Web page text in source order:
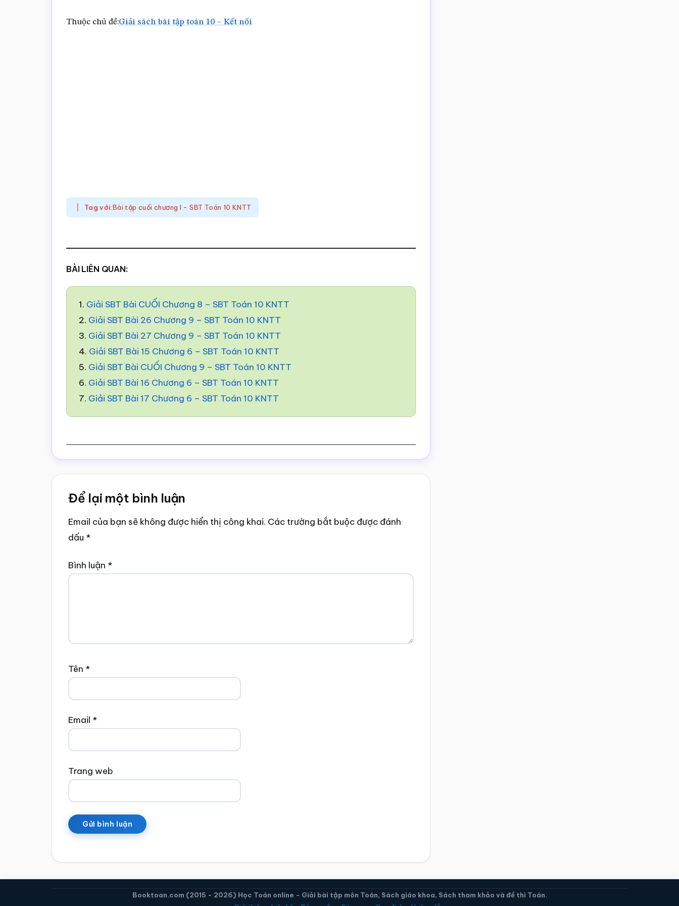
Thuộc chủ đề:Giải sách bài tập toán 10 – Kết nối
Tag với:Bài tập cuối chương I - SBT Toán 10 KNTT
BÀI LIÊN QUAN:
1. Giải SBT Bài CUỐI Chương 8 – SBT Toán 10 KNTT
2. Giải SBT Bài 26 Chương 9 – SBT Toán 10 KNTT
3. Giải SBT Bài 27 Chương 9 – SBT Toán 10 KNTT
4. Giải SBT Bài 15 Chương 6 – SBT Toán 10 KNTT
5. Giải SBT Bài CUỐI Chương 9 – SBT Toán 10 KNTT
6. Giải SBT Bài 16 Chương 6 – SBT Toán 10 KNTT
7. Giải SBT Bài 17 Chương 6 – SBT Toán 10 KNTT
Reader
Interactions
Để lại một bình luận
Email của bạn sẽ không được hiển thị công khai. Các trường bắt buộc được đánh
dấu *
Bình luận *
Tên *
Email *
Trang web
Booktoan.com (2015 - 2026) Học Toán online - Giải bài tập môn Toán, Sách giáo khoa, Sách tham khảo và đề thi Toán.